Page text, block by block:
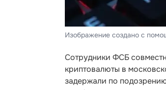
Изображение создано с
Сотрудники ФСБ
криптовалюты в
задержали по